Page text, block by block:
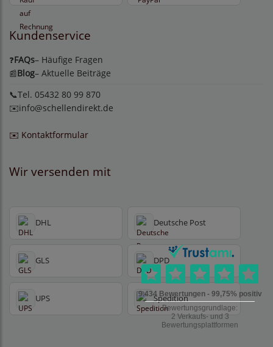
Kundenservice
❓FAQs– Häufige Fragen
📰Blog– Aktuelle Beiträge
📞Tel. 05432 80 99 870
✉️info@schellendirekt.de
✉️ Kontaktformular
Wir versenden mit
DHL Deutsche Post
GLS DPD
UPS Spedition